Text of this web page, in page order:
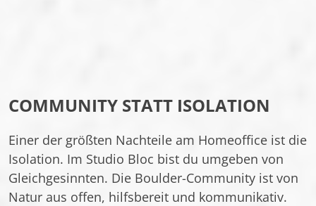
COMMUNITY STATT ISOLATION
Einer der größten Nachteile am Homeoffice ist die
Isolation. Im Studio Bloc bist du umgeben von
Gleichgesinnten. Die Boulder-Community ist von
Natur aus offen, hilfsbereit und kommunikativ.